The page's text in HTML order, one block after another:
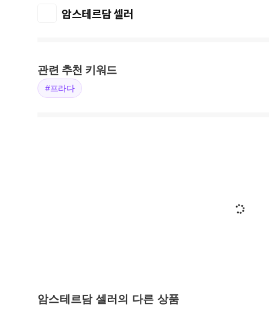
암스테르담 셀러
관련 추천 키워드
#프라다
암스테르담 셀러의 다른 상품